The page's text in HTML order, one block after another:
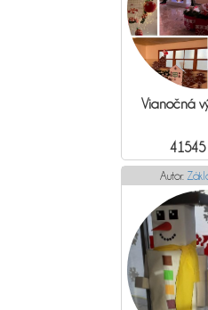
Vianočná
Autor: